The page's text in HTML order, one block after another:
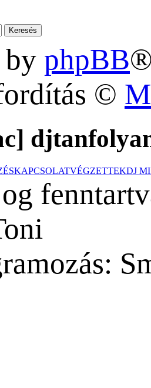
by phpBB
©
KAPCSOLATVÉGZETTEKDJ